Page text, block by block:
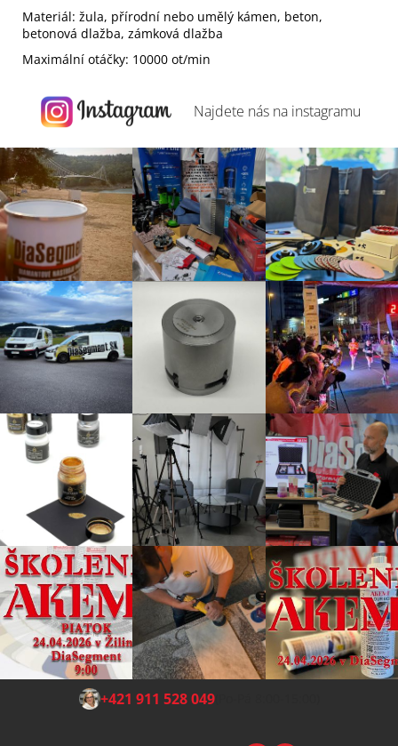
Materiál: žula, přírodní nebo umělý kámen, beton,
betonová dlažba, zámková dlažba
Maximální otáčky: 10000 ot/min
Najdete nás na instagramu
Z +421 911 528 049(Po-Pá 8:00-15:00)